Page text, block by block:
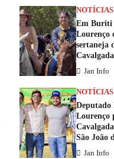
NOTÍCIAS
Em Buriti
Lourenço
sertaneja
Cavalgada
Jan Info
NOTÍCIAS
Deputado
Lourenço
São João
Jan Info